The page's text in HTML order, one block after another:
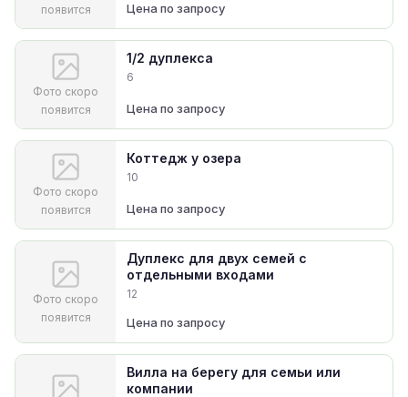
появится
Цена по запросу
Фото скоро
появится
1/2 дуплекса
6
Цена по запросу
Фото скоро
появится
Коттедж у озера
10
Цена по запросу
Фото скоро
появится
Дуплекс для двух семей с
отдельными входами
12
Цена по запросу
Вилла на берегу для семьи или
компании